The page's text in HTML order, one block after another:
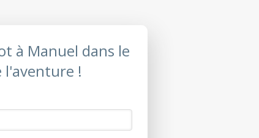
à Manuel dans le
l'aventure !